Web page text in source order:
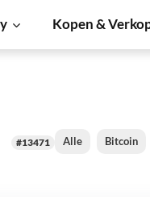
Kopen &
#13471 Alle Bitcoin